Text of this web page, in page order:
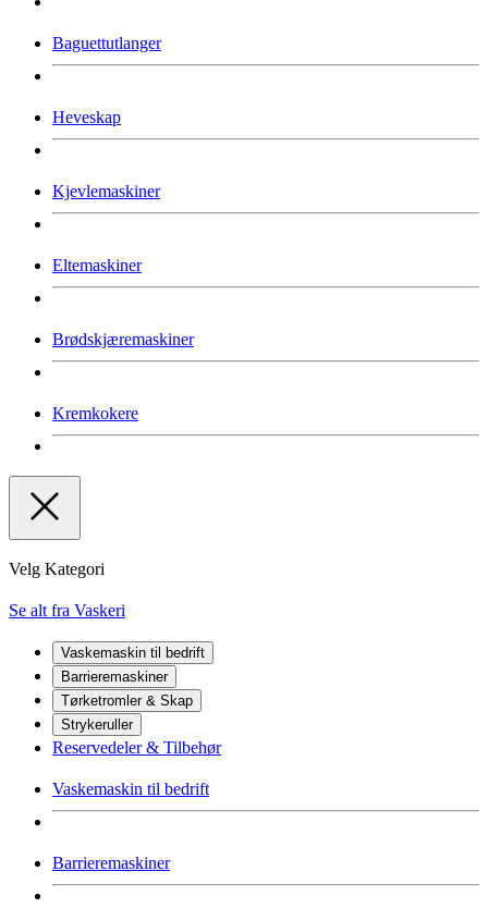
Baguettutlanger
Heveskap
Kjevlemaskiner
Eltemaskiner
Brødskjæremaskiner
Kremkokere
Velg Kategori
Se alt fra Vaskeri
Vaskemaskin til bedrift
Barrieremaskiner
Tørketromler & Skap
Strykeruller
Reservedeler & Tilbehør
Vaskemaskin til bedrift
Barrieremaskiner